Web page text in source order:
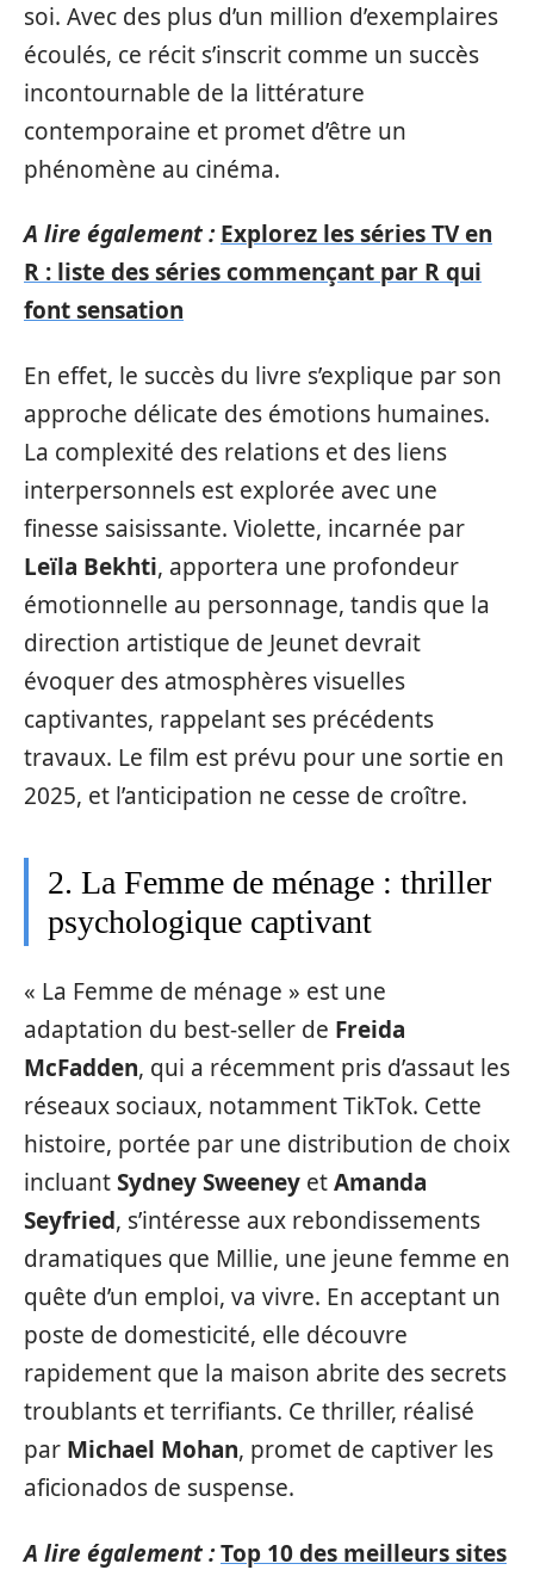
soi. Avec des plus d’un million d’exemplaires
écoulés, ce récit s’inscrit comme un succès
incontournable de la littérature
contemporaine et promet d’être un
phénomène au cinéma.
A lire également : Explorez les séries TV en
R : liste des séries commençant par R qui
font sensation
En effet, le succès du livre s’explique par son
approche délicate des émotions humaines.
La complexité des relations et des liens
interpersonnels est explorée avec une
finesse saisissante. Violette, incarnée par
Leïla Bekhti, apportera une profondeur
émotionnelle au personnage, tandis que la
direction artistique de Jeunet devrait
évoquer des atmosphères visuelles
captivantes, rappelant ses précédents
travaux. Le film est prévu pour une sortie en
2025, et l’anticipation ne cesse de croître.
2. La Femme de ménage : thriller
psychologique captivant
« La Femme de ménage » est une
adaptation du best-seller de Freida
McFadden, qui a récemment pris d’assaut les
réseaux sociaux, notamment TikTok. Cette
histoire, portée par une distribution de choix
incluantSydney Sweeney etAmanda
Seyfried, s’intéresse aux rebondissements
dramatiques que Millie, une jeune femme en
quête d’un emploi, va vivre. En acceptant un
poste de domesticité, elle découvre
rapidement que la maison abrite des secrets
troublants et terrifiants. Ce thriller, réalisé
par Michael Mohan, promet de captiver les
aficionados de suspense.
A lire également :Top 10 des meilleurs sites